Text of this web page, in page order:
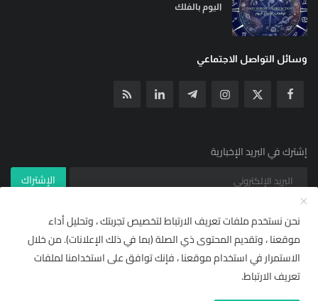
اليوم بالفلك
وسائل التواصل الاجتماعي
إشترك في البريد الإخبارية
الإشتراك
© جميع الحقوق محفوظة ل YallaNews net 2021
شروط خدمة RSS | يلا نيوز نت
الاشتراكات والأسعار (وصول مجاني)
نحن نستخدم ملفات تعريف الارتباط لتخصيص تجربتك ، وتحليل أداء
موقعنا ، وتقديم المحتوى ذي الصلة (بما في ذلك الإعلانات). من خلال
الاستمرار في استخدام موقعنا ، فإنك توافق على استخدامنا لملفات
تعريف الارتباط.
🌟 أضف "يلا نيوز نت" إلى مصادرك ×
تابع أحدث الأخبار والتقارير حصرياً ومباشرة من قسم
مصادرك"